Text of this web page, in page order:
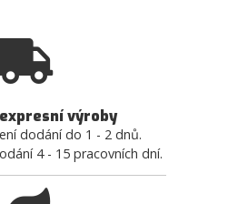
výroby
dodání do 1 - 2 dnů.
4 - 15 pracovních dní.